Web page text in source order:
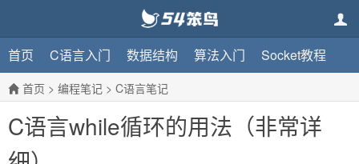
首页 C语言入门 数据结构 算法入门 Socket教程
首页 > 编程笔记 > C语言笔记
C语言while循环的用法（非常详